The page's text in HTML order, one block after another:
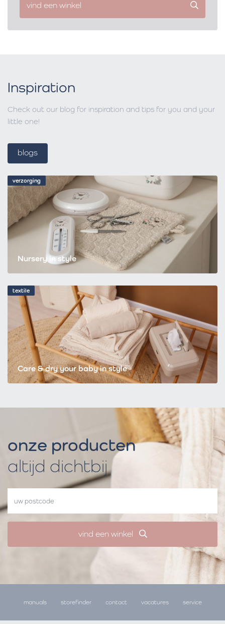
vind een winkel
verzorging
Nursery in style
textile
Care & dry your baby in style
Inspiration
Check out our blog for inspiration and tips for you and your
little one!
blogs
onze producten
altijd dichtbij
vind een winkel
manuals storefinder contact vacatures service